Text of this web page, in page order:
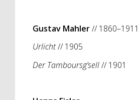
Gustav Mahler// 1860–1911
Urlicht// 1905
Der Tamboursg’sell// 1901